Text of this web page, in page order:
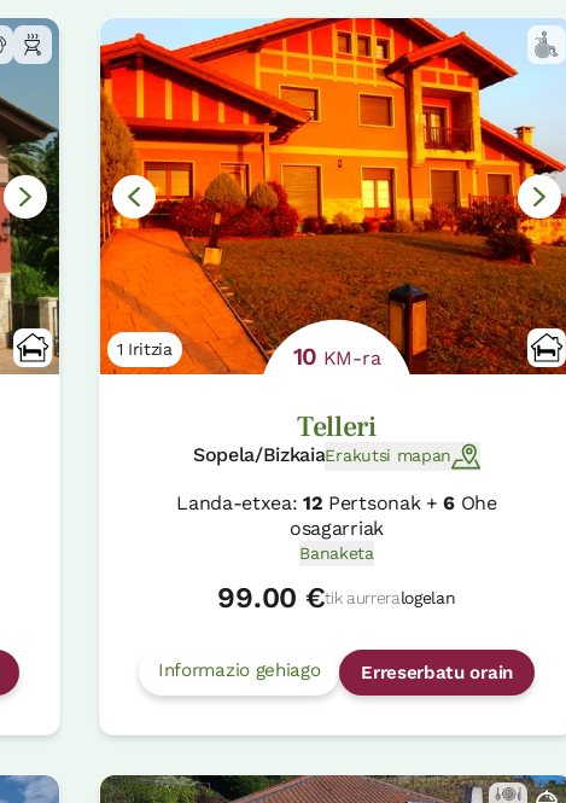
1 Iritzia 10 KM-ra
Telleri
Sopela/BizkaiaErakutsi mapan
Landa-etxea:12 Pertsonak +6Ohe
osagarriak
Banaketa
99.00 €tik aurreralogelan
Informazio gehiago Erreserbatu orain